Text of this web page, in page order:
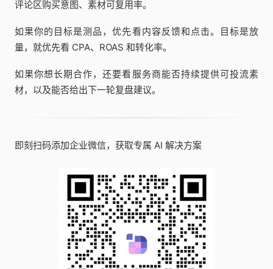
评论区购买意图、素材可复用率。
如果你的目标是测品，优先看内容反馈和点击。目标是放
量，就优先看 CPA、ROAS 和转化率。
如果你想长期合作，还要看服务商能否持续提供可投流素
材，以及能否给出下一轮复盘建议。
即刻扫码添加企业微信，获取专属 AI 解决方案